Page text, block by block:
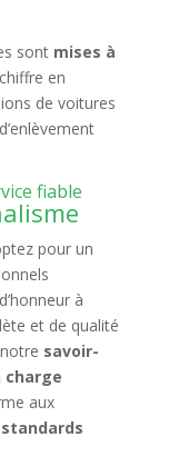
sont mises à
en
de voitures
fiable
pour un
à
et de qualité
savoir-
charge
aux
standards